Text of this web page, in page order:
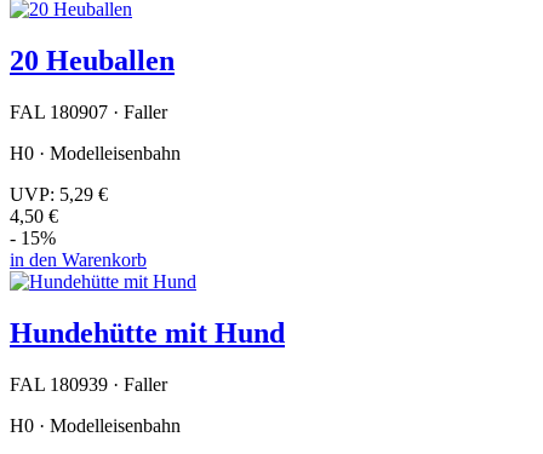
20 Heuballen
FAL 180907 · Faller
H0 · Modelleisenbahn
UVP: 5,29 €
4,50 €
- 15%
in den Warenkorb
Hundehütte mit Hund
FAL 180939 · Faller
H0 · Modelleisenbahn